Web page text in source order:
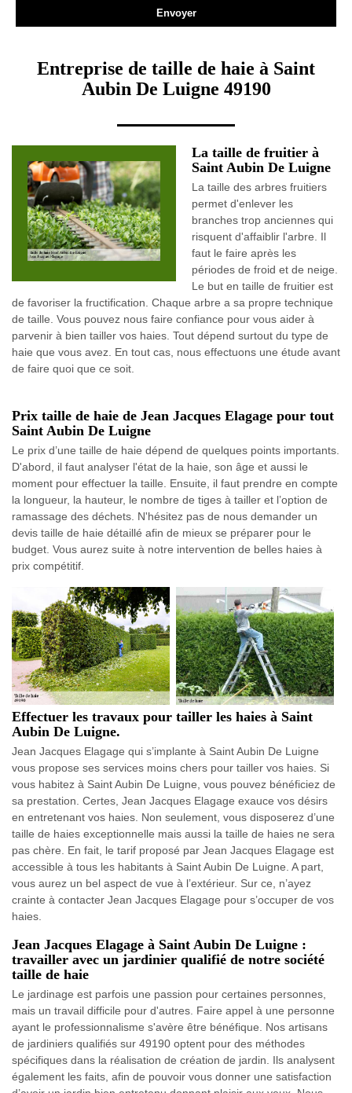
Entreprise de taille de haie à Saint
Aubin De Luigne 49190
La taille de fruitier à
Saint Aubin De Luigne
La taille des arbres fruitiers
permet d'enlever les
branches trop anciennes qui
risquent d'affaiblir l'arbre. Il
faut le faire après les
périodes de froid et de neige.
Le but en taille de fruitier est
de favoriser la fructification. Chaque arbre a sa propre technique
de taille. Vous pouvez nous faire confiance pour vous aider à
parvenir à bien tailler vos haies. Tout dépend surtout du type de
haie que vous avez. En tout cas, nous effectuons une étude avant
de faire quoi que ce soit.
Prix taille de haie de Jean Jacques Elagage pour tout
Saint Aubin De Luigne
Le prix d’une taille de haie dépend de quelques points importants.
D'abord, il faut analyser l'état de la haie, son âge et aussi le
moment pour effectuer la taille. Ensuite, il faut prendre en compte
la longueur, la hauteur, le nombre de tiges à tailler et l’option de
ramassage des déchets. N'hésitez pas de nous demander un
devis taille de haie détaillé afin de mieux se préparer pour le
budget. Vous aurez suite à notre intervention de belles haies à
prix compétitif.
Effectuer les travaux pour tailler les haies à Saint
Aubin De Luigne.
Jean Jacques Elagage qui s’implante à Saint Aubin De Luigne
vous propose ses services moins chers pour tailler vos haies. Si
vous habitez à Saint Aubin De Luigne, vous pouvez bénéficiez de
sa prestation. Certes, Jean Jacques Elagage exauce vos désirs
en entretenant vos haies. Non seulement, vous disposerez d’une
taille de haies exceptionnelle mais aussi la taille de haies ne sera
pas chère. En fait, le tarif proposé par Jean Jacques Elagage est
accessible à tous les habitants à Saint Aubin De Luigne. A part,
vous aurez un bel aspect de vue à l’extérieur. Sur ce, n’ayez
crainte à contacter Jean Jacques Elagage pour s’occuper de vos
haies.
Jean Jacques Elagage à Saint Aubin De Luigne :
travailler avec un jardinier qualifié de notre société
taille de haie
Le jardinage est parfois une passion pour certaines personnes,
mais un travail difficile pour d'autres. Faire appel à une personne
ayant le professionnalisme s'avère être bénéfique. Nos artisans
de jardiniers qualifiés sur 49190 optent pour des méthodes
spécifiques dans la réalisation de création de jardin. Ils analysent
également les faits, afin de pouvoir vous donner une satisfaction